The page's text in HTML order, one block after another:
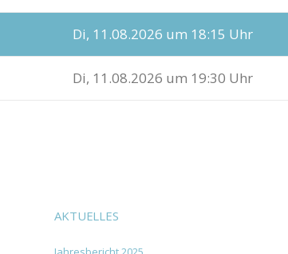
Di, 11.08.2026 um 18:15 Uhr
Di, 11.08.2026 um 19:30 Uhr
AKTUELLES